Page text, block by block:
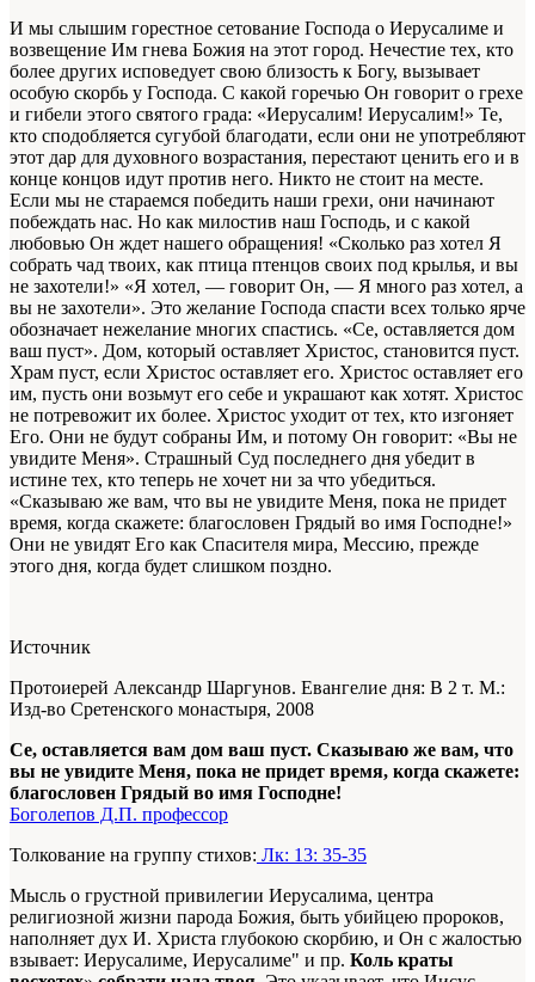
И мы слышим горестное сетование Господа о Иерусалиме и
возвещение Им гнева Божия на этот город. Нечестие тех, кто
более других исповедует свою близость к Богу, вызывает
особую скорбь у Господа. С какой горечью Он говорит о грехе
и гибели этого святого града: «Иерусалим! Иерусалим!» Те,
кто сподобляется сугубой благодати, если они не употребляют
этот дар для духовного возрастания, перестают ценить его и в
конце концов идут против него. Никто не стоит на месте.
Если мы не стараемся победить наши грехи, они начинают
побеждать нас. Но как милостив наш Господь, и с какой
любовью Он ждет нашего обращения! «Сколько раз хотел Я
собрать чад твоих, как птица птенцов своих под крылья, и вы
не захотели!» «Я хотел, — говорит Он, — Я много раз хотел, а
вы не захотели». Это желание Господа спасти всех только ярче
обозначает нежелание многих спастись. «Се, оставляется дом
ваш пуст». Дом, который оставляет Христос, становится пуст.
Храм пуст, если Христос оставляет его. Христос оставляет его
им, пусть они возьмут его себе и украшают как хотят. Христос
не потревожит их более. Христос уходит от тех, кто изгоняет
Его. Они не будут собраны Им, и потому Он говорит: «Вы не
увидите Меня». Страшный Суд последнего дня убедит в
истине тех, кто теперь не хочет ни за что убедиться.
«Сказываю же вам, что вы не увидите Меня, пока не придет
время, когда скажете: благословен Грядый во имя Господне!»
Они не увидят Его как Спасителя мира, Мессию, прежде
этого дня, когда будет слишком поздно.
Источник
Протоиерей Александр Шаргунов. Евангелие дня: В 2 т. М.:
Изд-во Сретенского монастыря, 2008
Се, оставляется вам дом ваш пуст. Сказываю же вам, что
вы не увидите Меня, пока не придет время, когда скажете:
благословен Грядый во имя Господне!
Боголепов Д.П. профессор
Толкование на группу стихов: Лк: 13: 35-35
Мысль о грустной привилегии Иерусалима, центра
религиозной жизни парода Божия, быть убийцею пророков,
наполняет дух И. Христа глубокою скорбию, и Он с жалостью
взывает: Иерусалиме, Иерусалиме" и пр. Коль краты